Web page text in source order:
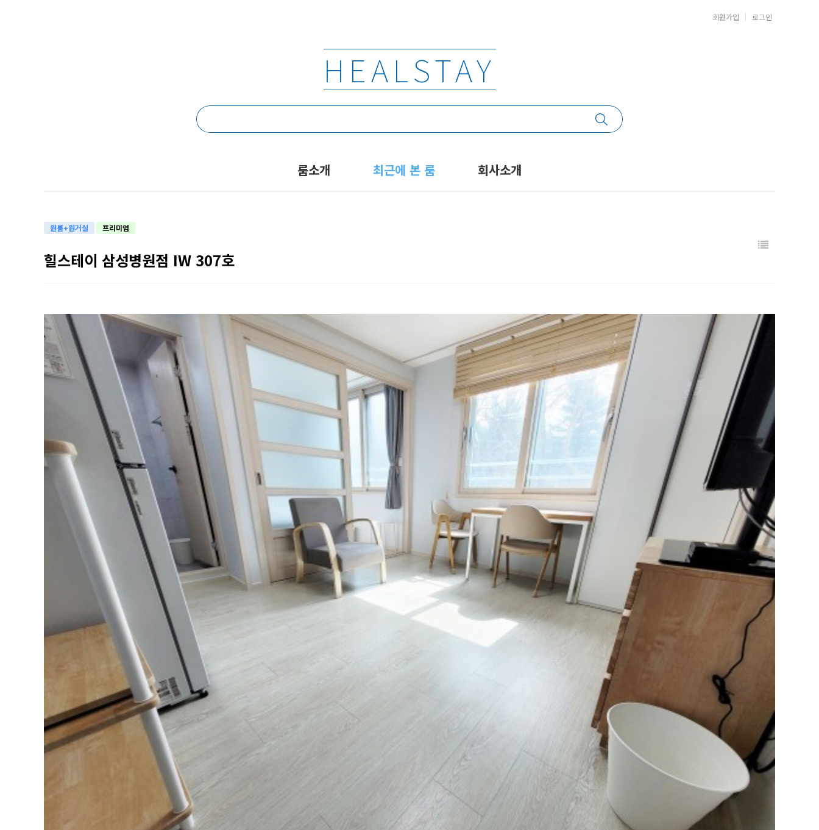
회원가입 로그인
HEALSTAY
룸소개 최근에 본 룸 회사소개
원룸+원거실 프리미엄
힐스테이 삼성병원점 IW 307호